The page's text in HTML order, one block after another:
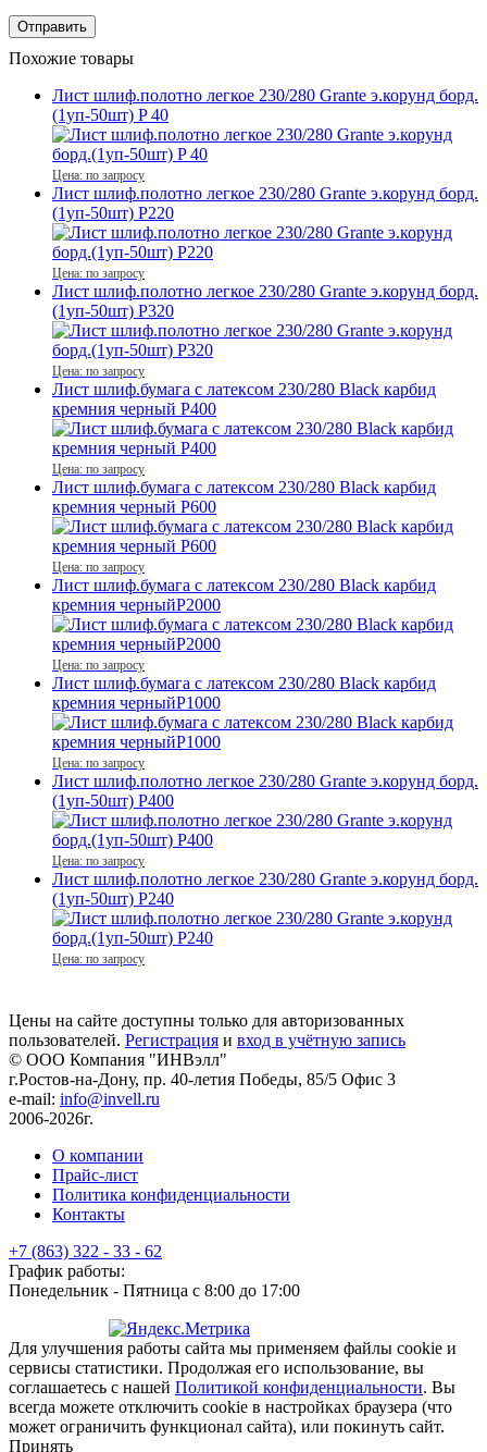
Похожие товары
Лист шлиф.полотно легкое 230/280 Grante э.корунд борд.
(1уп-50шт) P 40
Цена: по запросу
Лист шлиф.полотно легкое 230/280 Grante э.корунд борд.
(1уп-50шт) P220
Цена: по запросу
Лист шлиф.полотно легкое 230/280 Grante э.корунд борд.
(1уп-50шт) P320
Цена: по запросу
Лист шлиф.бумага с латексом 230/280 Black карбид
кремния черный P400
Цена: по запросу
Лист шлиф.бумага с латексом 230/280 Black карбид
кремния черный P600
Цена: по запросу
Лист шлиф.бумага с латексом 230/280 Black карбид
кремния черныйP2000
Цена: по запросу
Лист шлиф.бумага с латексом 230/280 Black карбид
кремния черныйP1000
Цена: по запросу
Лист шлиф.полотно легкое 230/280 Grante э.корунд борд.
(1уп-50шт) P400
Цена: по запросу
Лист шлиф.полотно легкое 230/280 Grante э.корунд борд.
(1уп-50шт) P240
Цена: по запросу
Цены на сайте доступны только для авторизованных
пользователей. Регистрация и вход в учётную запись
© ООО Компания "ИНВэлл"
г.Ростов-на-Дону, пр. 40-летия Победы, 85/5 Офис 3
e-mail: info@invell.ru
2006-2026г.
О компании
Прайс-лист
Политика конфиденциальности
Контакты
+7 (863) 322 - 33 - 62
График работы:
Понедельник - Пятница с 8:00 до 17:00
Для улучшения работы сайта мы применяем файлы cookie и
сервисы статистики. Продолжая его использование, вы
соглашаетесь с нашей Политикой конфиденциальности. Вы
всегда можете отключить cookie в настройках браузера (что
может ограничить функционал сайта), или покинуть сайт.
Принять